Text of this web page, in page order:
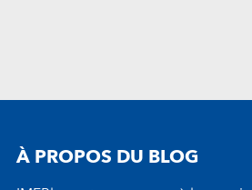
À PROPOS DU BLOG